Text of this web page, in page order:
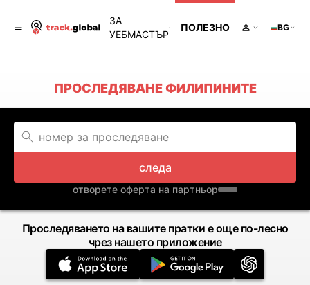
ЗА
УЕБМАСТЪР
ПОЛЕЗНО BG
ПРОСЛЕДЯВАНЕ ФИЛИПИНИТЕ
следа
отворете оферта на партньор
Проследяването на вашите пратки е още по-лесно
чрез нашето приложение